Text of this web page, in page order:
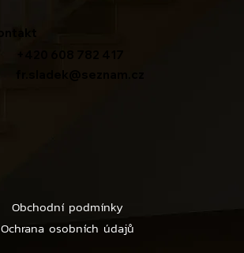
Obchodní podmínky
Ochrana osobních údajů
+420 608 782 417